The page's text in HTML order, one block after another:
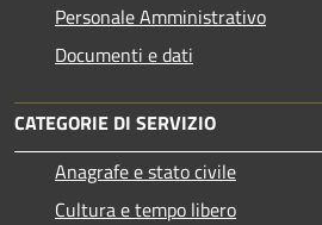
Personale Amministrativo
Documenti e dati
CATEGORIE DI SERVIZIO
Anagrafe e stato civile
Cultura e tempo libero